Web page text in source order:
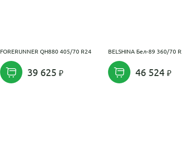
FORERUNNER QH880 405/70 R24
39 625
BELSHINA Бел-89 360/70
46 524